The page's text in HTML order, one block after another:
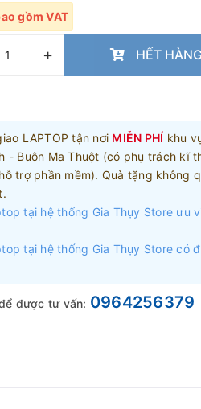
gồm VAT
+ HẾT
LAPTOP tận nơi MIỄN PHÍ khu
- Buôn Ma Thuột (có phụ trách kĩ
trợ phần mềm). Quà tặng không
tại hệ thống Gia Thụy Store ưu
tại hệ thống Gia Thụy Store có
được tư vấn: 0964256379